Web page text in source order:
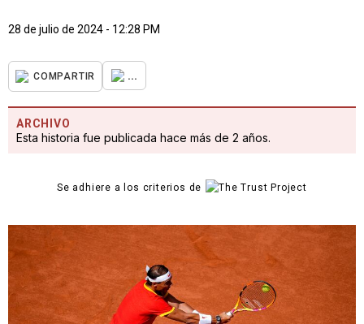
28 de julio de 2024 - 12:28 PM
COMPARTIR ...
ARCHIVO
Esta historia fue publicada hace más de 2 años.
Se adhiere a los criterios de